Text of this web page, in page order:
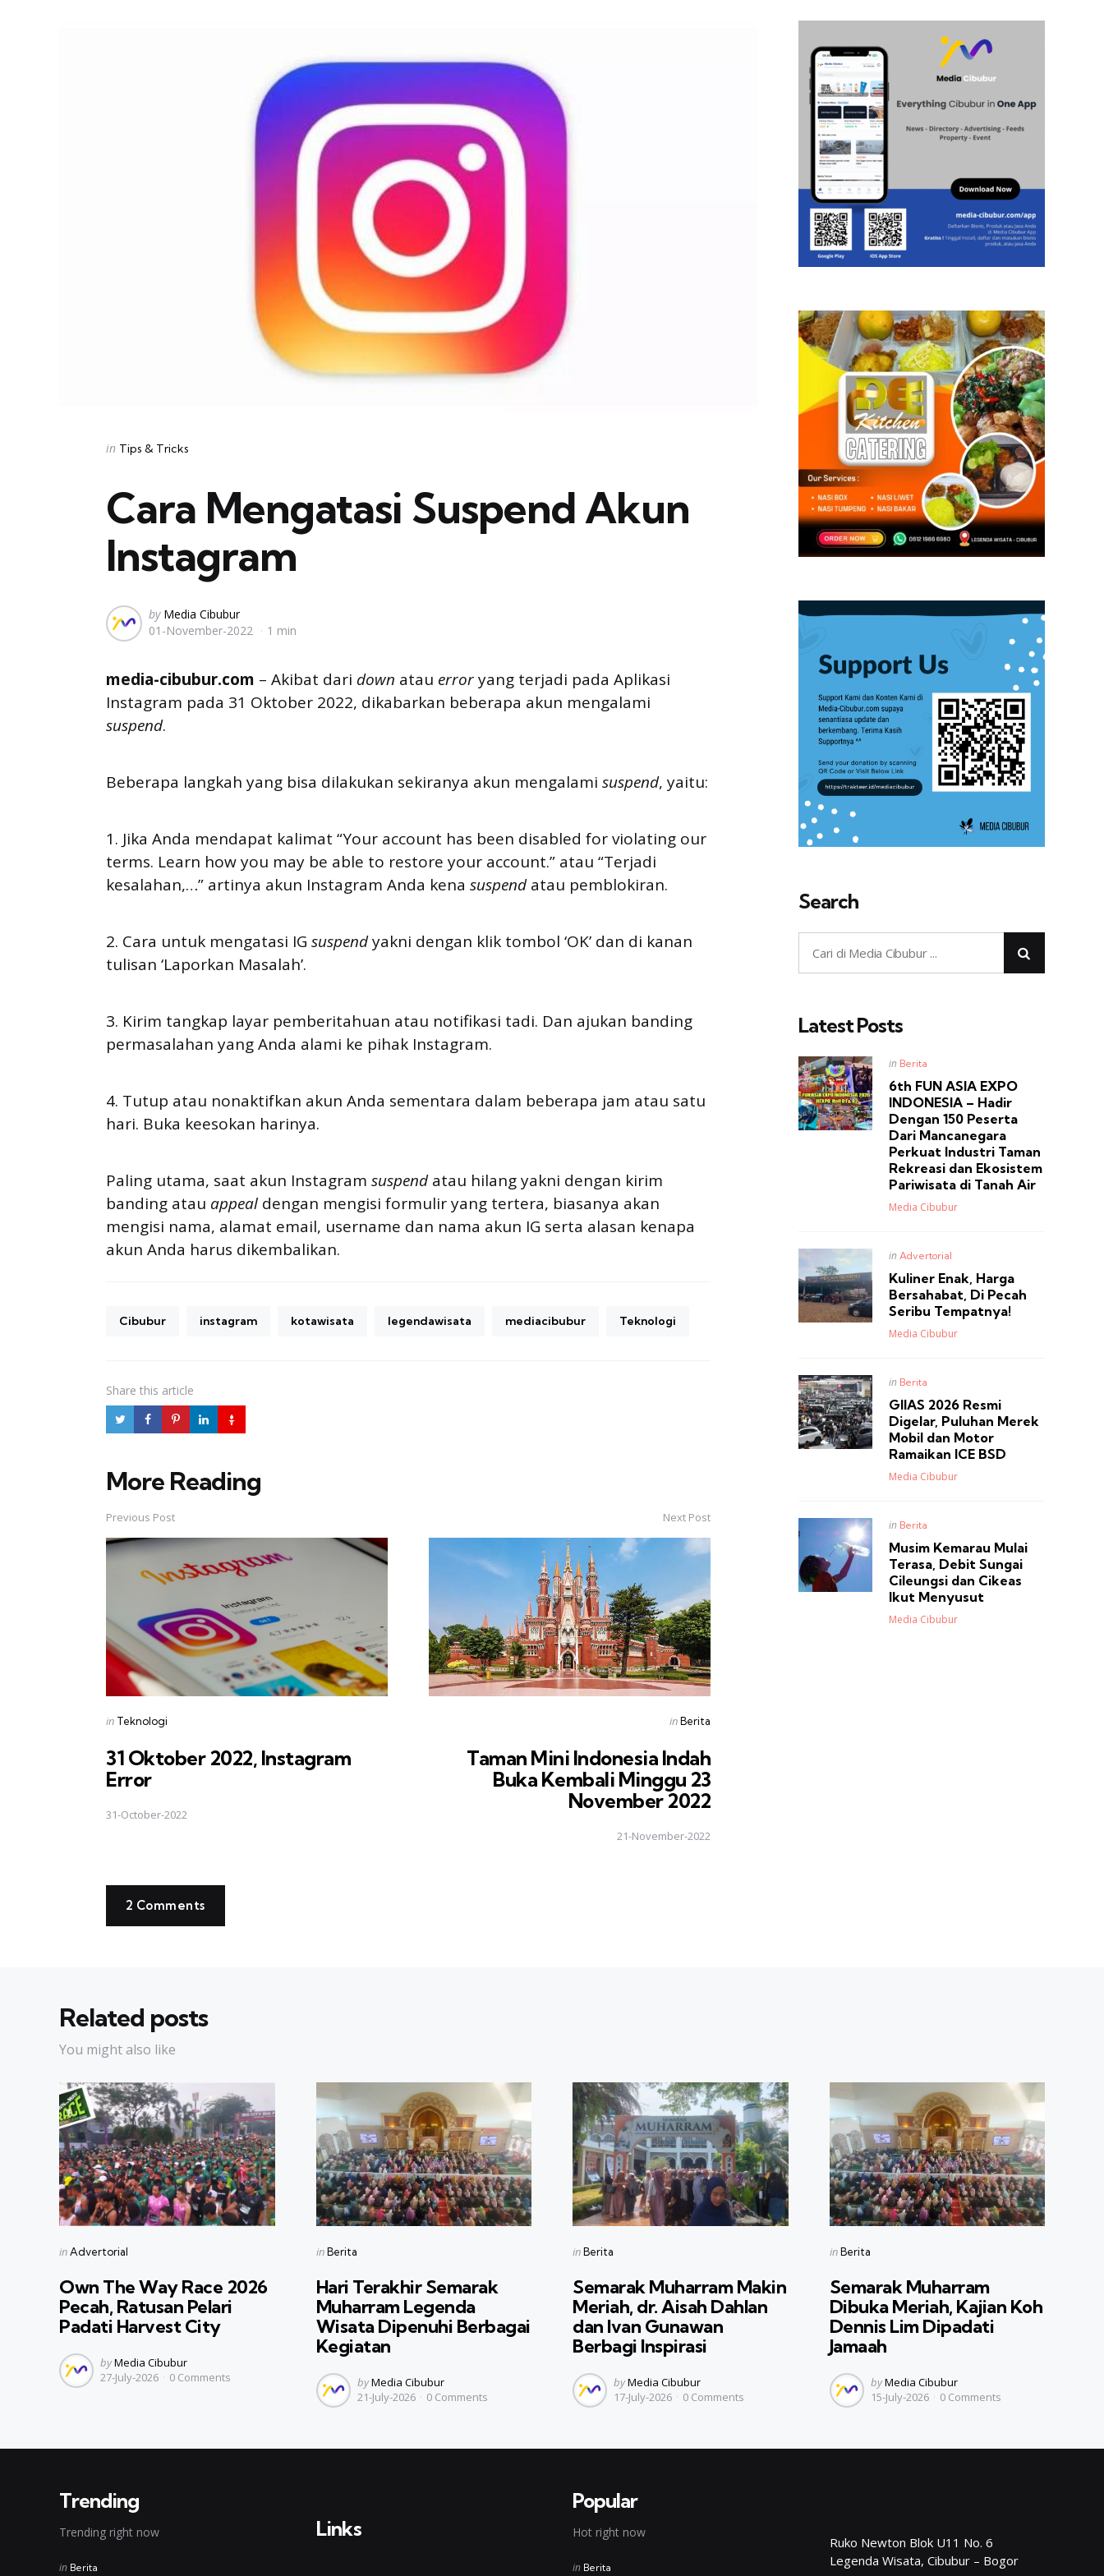
Categories
Posted
in Tips & Tricks
Cara Mengatasi Suspend Akun
Instagram
Posted
by
by Media Cibubur
01-November-2022
1 min
media-cibubur.com – Akibat dari down atau erroryang terjadi pada Aplikasi
Instagram pada 31 Oktober 2022, dikabarkan beberapa akun mengalami
suspend.
Beberapa langkah yang bisa dilakukan sekiranya akun mengalami suspend, yaitu:
1. Jika Anda mendapat kalimat “Your account has been disabled for violating our
terms. Learn how you may be able to restore your account.” atau “Terjadi
kesalahan,…” artinya akun Instagram Anda kena suspendatau pemblokiran.
2. Cara untuk mengatasi IG suspendyakni dengan klik tombol ‘OK’ dan di kanan
tulisan ‘Laporkan Masalah’.
3. Kirim tangkap layar pemberitahuan atau notifikasi tadi. Dan ajukan banding
permasalahan yang Anda alami ke pihak Instagram.
4. Tutup atau nonaktifkan akun Anda sementara dalam beberapa jam atau satu
hari. Buka keesokan harinya.
Paling utama, saat akun Instagram suspendatau hilang yakni dengan kirim
banding atau appeal dengan mengisi formulir yang tertera, biasanya akan
mengisi nama, alamat email, username dan nama akun IG serta alasan kenapa
akun Anda harus dikembalikan.
Cibubur instagram kotawisata legendawisata mediacibubur Teknologi
Share this article
More Reading
Post
navigation
Previous Post
Posted
in Teknologi
31 Oktober 2022, Instagram
Error
31-October-2022
Next Post
Posted
inBerita
Taman Mini Indonesia Indah
Buka Kembali Minggu 23
November 2022
21-November-2022
2 Comments
Search
Latest Posts
Posted
in
in Berita
6th FUN ASIA EXPO
INDONESIA – Hadir
Dengan 150 Peserta
Dari Mancanegara
Perkuat Industri Taman
Rekreasi dan Ekosistem
Pariwisata di Tanah Air
Posted
Media Cibubur
Posted
in Advertorial
Kuliner Enak, Harga
Bersahabat, Di Pecah
Seribu Tempatnya!
Posted
Media Cibubur
Posted
in Berita
GIIAS 2026 Resmi
Digelar, Puluhan Merek
Mobil dan Motor
Ramaikan ICE BSD
Posted
Media Cibubur
Posted
in Berita
Musim Kemarau Mulai
Terasa, Debit Sungai
Cileungsi dan Cikeas
Ikut Menyusut
Posted
Media Cibubur
Related posts
You might also like
Categories
Posted
inAdvertorial
Own The Way Race 2026
Pecah, Ratusan Pelari
Padati Harvest City
Posted
by
byMedia Cibubur
27-July-2026
0 Comments
Categories
Posted
in Berita
Hari Terakhir Semarak
Muharram Legenda
Wisata Dipenuhi Berbagai
Kegiatan
Posted
by
byMedia Cibubur
21-July-2026
0 Comments
Categories
Posted
inBerita
Semarak Muharram Makin
Meriah, dr. Aisah Dahlan
dan Ivan Gunawan
Berbagi Inspirasi
Posted
by
byMedia Cibubur
17-July-2026
0 Comments
Categories
Posted
in Berita
Semarak Muharram
Dibuka Meriah, Kajian Koh
Dennis Lim Dipadati
Jamaah
Posted
by
byMedia Cibubur
15-July-2026
0 Comments
Trending
Trending right now
Posted
in Berita
Links
Popular
Hot right now
Posted
in Berita
Ruko Newton Blok U11 No. 6
Legenda Wisata, Cibubur – Bogor